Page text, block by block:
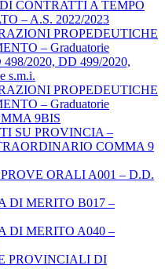
CONTRATTI A TEMPO
– A.S. 2022/2023
PROPEDEUTICHE
– Graduatorie
498/2020, DD 499/2020,
s.m.i.
PROPEDEUTICHE
– Graduatorie
9BIS
SU PROVINCIA –
COMMA 9
ORALI A001 – D.D.
DI MERITO B017 –
DI MERITO A040 –
PROVINCIALI DI